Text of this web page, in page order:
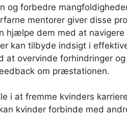
og forbedre
mentorer giver disse
hjælpe dem med at navigere
kan tilbyde indsigt i
at overvinde forhindringer og
om præstationen.
i at fremme kvinders
kvinder forbinde med